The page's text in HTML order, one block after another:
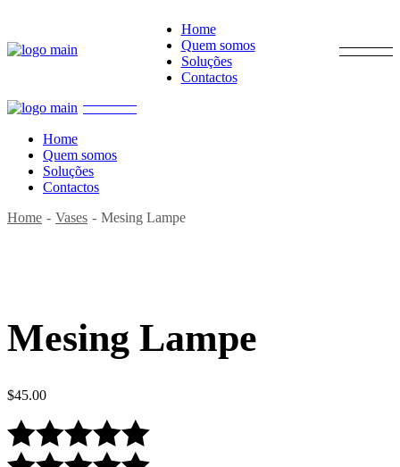
Home
Quem somos
Soluções
Contactos
Home
Quem somos
Soluções
Contactos
Home
Vases Mesing Lampe
Mesing Lampe
$45.00